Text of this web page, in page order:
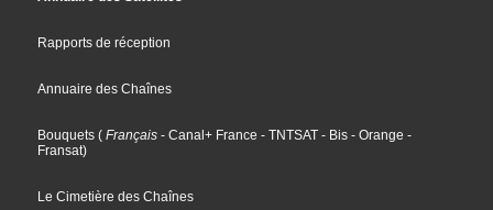
Rapports de réception
Annuaire des Chaînes
Bouquets ( Français - Canal+ France - TNTSAT - Bis - Orange -
Fransat)
Le Cimetière des Chaînes